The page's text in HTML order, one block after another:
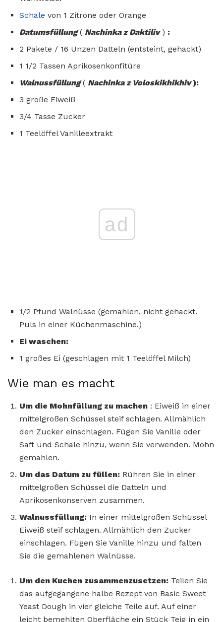
Schale von 1 Zitrone oder Orange
Datumsfüllung( Nachinka z Daktiliv) :
2 Pakete / 16 Unzen Datteln (entsteint, gehackt)
1 1/2 Tassen Aprikosenkonfitüre
Walnussfüllung( Nachinka z Voloskikhikhiv):
3 große Eiweiß
3/4 Tasse Zucker
1 Teelöffel Vanilleextrakt
ad
1/2 Pfund Walnüsse (gemahlen, nicht gehackt.
Puls in einer Küchenmaschine.)
Ei waschen:
1 großes Ei (geschlagen mit 1 Teelöffel Milch)
Wie man es macht
Um die Mohnfüllung zu machen : Eiweiß in einer
mittelgroßen Schüssel steif schlagen. Allmählich
den Zucker einschlagen. Fügen Sie Vanille oder
Saft und Schale hinzu, wenn Sie verwenden. Mohn
gemahlen.
Um das Datum zu füllen: Rühren Sie in einer
mittelgroßen Schüssel die Datteln und
Aprikosenkonserven zusammen.
Walnussfüllung: In einer mittelgroßen Schüssel
Eiweiß steif schlagen. Allmählich den Zucker
einschlagen. Fügen Sie Vanille hinzu und falten
Sie die gemahlenen Walnüsse.
Um den Kuchen zusammenzusetzen: Teilen Sie
das aufgegangene halbe Rezept von Basic Sweet
Yeast Dough in vier gleiche Teile auf. Auf einer
leicht bemehlten Oberfläche ein Stück Teig in ein